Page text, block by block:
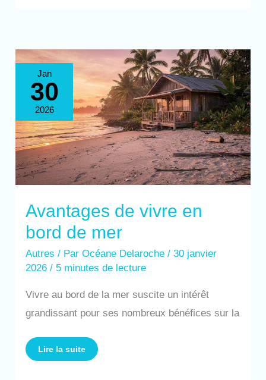
Jan
30
2026
Avantages de vivre en
bord de mer
Autres / ParOcéane Delaroche/30 janvier
2026/ 5 minutes de lecture
Vivre au bord de la mer suscite un intérêt
grandissant pour ses nombreux bénéfices sur la
Avantages
de
vivre
en
bord
de
mer
Lire la suite